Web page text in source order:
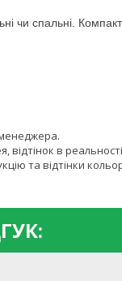
чи спальні.
в
та відтінки